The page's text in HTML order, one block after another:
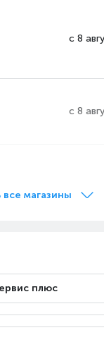
с 8
с 8
все магазины
плюс